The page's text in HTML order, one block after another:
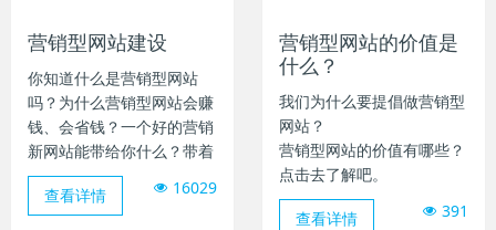
营销型网站建设
你知道什么是营销型网站
吗？为什么营销型网站会赚
钱、会省钱？一个好的营销
新网站能带给你什么？带着
这些问题阅读下去，了解营
销型网站建设。
16029
查看详情
营销型网站的价值是
什么？
我们为什么要提倡做营销型
网站？
营销型网站的价值有哪些？
点击去了解吧。
391
查看详情